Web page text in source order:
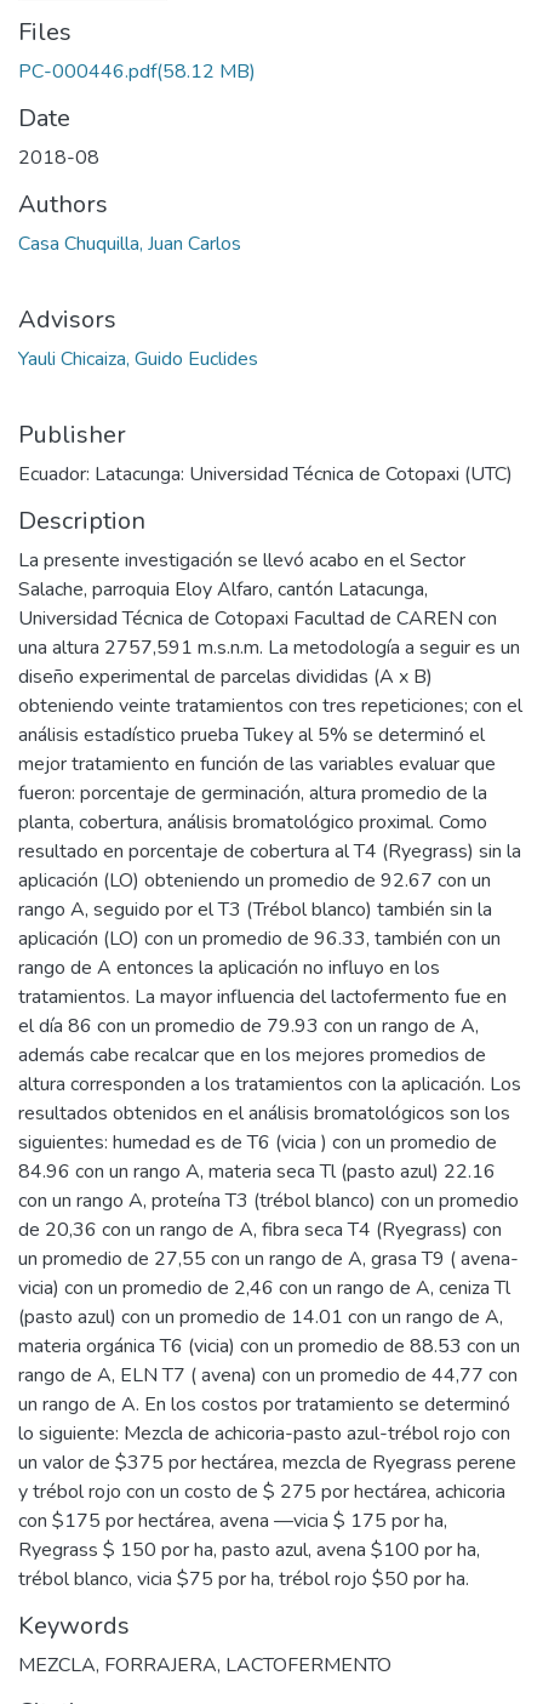
Files
PC-000446.pdf(58.12 MB)
Date
2018-08
Authors
Casa Chuquilla, Juan Carlos
Advisors
Yauli Chicaiza, Guido Euclides
Publisher
Ecuador: Latacunga: Universidad Técnica de Cotopaxi (UTC)
Description
La presente investigación se llevó acabo en el Sector
Salache, parroquia Eloy Alfaro, cantón Latacunga,
Universidad Técnica de Cotopaxi Facultad de CAREN con
una altura 2757,591 m.s.n.m. La metodología a seguir es un
diseño experimental de parcelas divididas (A x B)
obteniendo veinte tratamientos con tres repeticiones; con el
análisis estadístico prueba Tukey al 5% se determinó el
mejor tratamiento en función de las variables evaluar que
fueron: porcentaje de germinación, altura promedio de la
planta, cobertura, análisis bromatológico proximal. Como
resultado en porcentaje de cobertura al T4 (Ryegrass) sin la
aplicación (LO) obteniendo un promedio de 92.67 con un
rango A, seguido por el T3 (Trébol blanco) también sin la
aplicación (LO) con un promedio de 96.33, también con un
rango de A entonces la aplicación no influyo en los
tratamientos. La mayor influencia del lactofermento fue en
el día 86 con un promedio de 79.93 con un rango de A,
además cabe recalcar que en los mejores promedios de
altura corresponden a los tratamientos con la aplicación. Los
resultados obtenidos en el análisis bromatológicos son los
siguientes: humedad es de T6 (vicia ) con un promedio de
84.96 con un rango A, materia seca Tl (pasto azul) 22.16
con un rango A, proteína T3 (trébol blanco) con un promedio
de 20,36 con un rango de A, fibra seca T4 (Ryegrass) con
un promedio de 27,55 con un rango de A, grasa T9 ( avena-
vicia) con un promedio de 2,46 con un rango de A, ceniza Tl
(pasto azul) con un promedio de 14.01 con un rango de A,
materia orgánica T6 (vicia) con un promedio de 88.53 con un
rango de A, ELN T7 ( avena) con un promedio de 44,77 con
un rango de A. En los costos por tratamiento se determinó
lo siguiente: Mezcla de achicoria-pasto azul-trébol rojo con
un valor de $375 por hectárea, mezcla de Ryegrass perene
y trébol rojo con un costo de $ 275 por hectárea, achicoria
con $175 por hectárea, avena —vicia $ 175 por ha,
Ryegrass $ 150 por ha, pasto azul, avena $100 por ha,
trébol blanco, vicia $75 por ha, trébol rojo $50 por ha.
Keywords
MEZCLA, FORRAJERA, LACTOFERMENTO